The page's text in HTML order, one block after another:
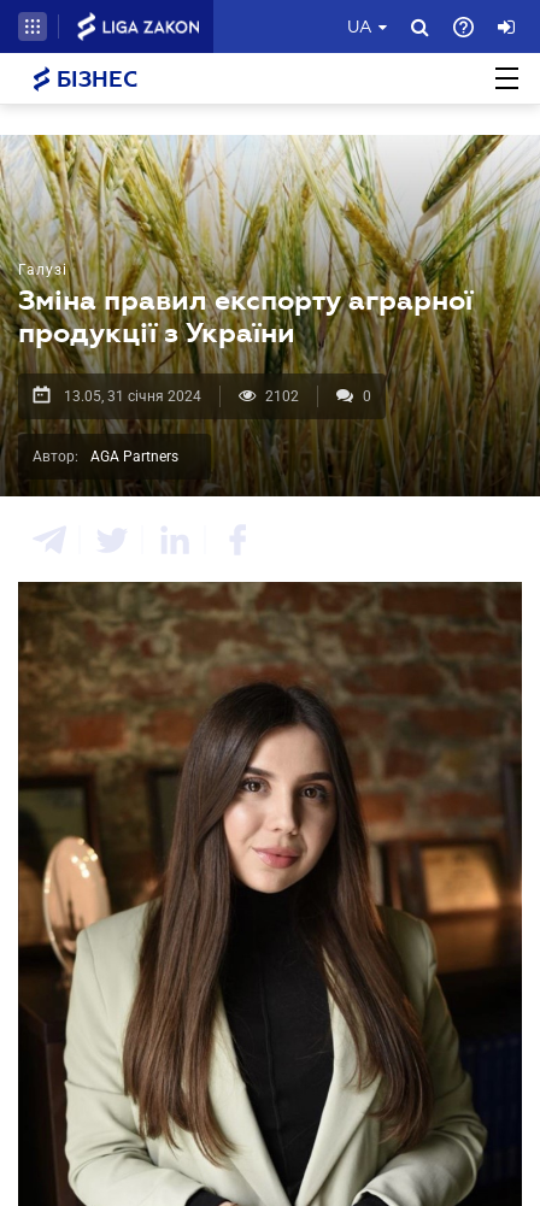
UA
БІЗНЕС
Галузі
Зміна правил експорту аграрної
продукції з України
13.05, 31 січня 2024 2102 0
Автор: AGA Partners